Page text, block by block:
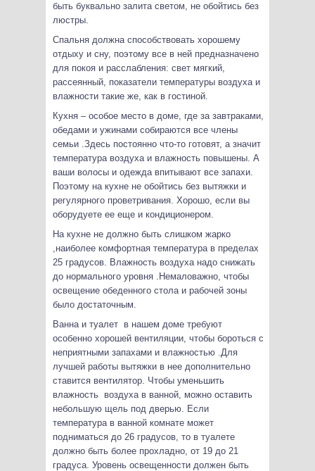
быть буквально залита светом, не обойтись без
люстры.
Спальня должна способствовать хорошему
отдыху и сну, поэтому все в ней предназначено
для покоя и расслабления: свет мягкий,
рассеянный, показатели температуры воздуха и
влажности такие же, как в гостиной.
Кухня – особое место в доме, где за завтраками,
обедами и ужинами собираются все члены
семьи .Здесь постоянно что-то готовят, а значит
температура воздуха и влажность повышены. А
ваши волосы и одежда впитывают все запахи.
Поэтому на кухне не обойтись без вытяжки и
регулярного проветривания. Хорошо, если вы
оборудуете ее еще и кондиционером.
На кухне не должно быть слишком жарко
,наиболее комфортная температура в пределах
25 градусов. Влажность воздуха надо снижать
до нормального уровня .Немаловажно, чтобы
освещение обеденного стола и рабочей зоны
было достаточным.
Ванна и туалет в нашем доме требуют
особенно хорошей вентиляции, чтобы бороться с
неприятными запахами и влажностью .Для
лучшей работы вытяжки в нее дополнительно
ставится вентилятор. Чтобы уменьшить
влажность воздуха в ванной, можно оставить
небольшую щель под дверью. Если
температура в ванной комнате может
подниматься до 26 градусов, то в туалете
должно быть более прохладно, от 19 до 21
градуса. Уровень освещенности должен быть